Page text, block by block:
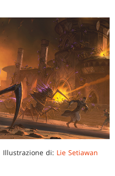
Illustrazione di: Lie Setiawan